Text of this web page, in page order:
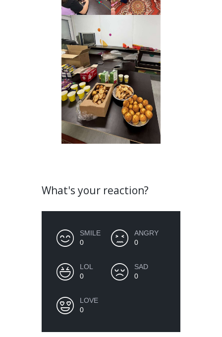
What's your reaction?
0
SMILE
0
ANGRY
0
LOL
0
SAD
0
LOVE